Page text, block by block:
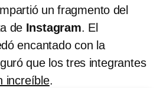
un fragmento del
de Instagram. El
encantado con la
que los tres integrantes
increíble.